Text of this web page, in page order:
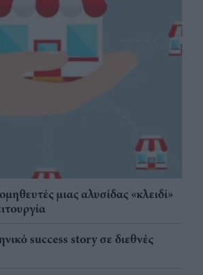
μιας αλυσίδας «κλειδί»
success story σε διεθνές